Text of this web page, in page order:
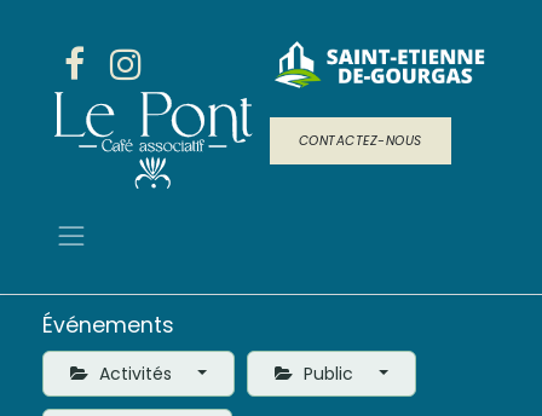
CONTACTEZ-NOUS
Événements
Activités Public